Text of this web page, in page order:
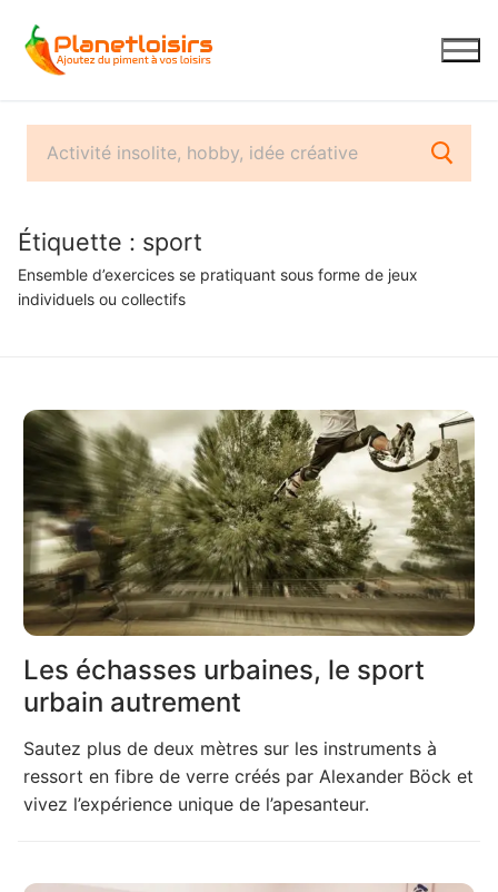
contenu
Étiquette : sport
Ensemble d’exercices se pratiquant sous forme de jeux
individuels ou collectifs
Les échasses urbaines, le sport
urbain autrement
Sautez plus de deux mètres sur les instruments à
ressort en fibre de verre créés par Alexander Böck et
vivez l’expérience unique de l’apesanteur.